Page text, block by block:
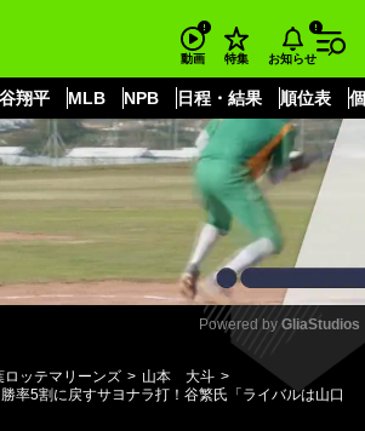
動画 特集 お知らせ
翔平 MLB NPB 日程・結果 順位表
もっと見る
Mute
Powered by GliaStudios
ロッテマリーンズ
山本 大斗
率5割に戻すサヨナラ打！谷繁氏「ライバルは山口